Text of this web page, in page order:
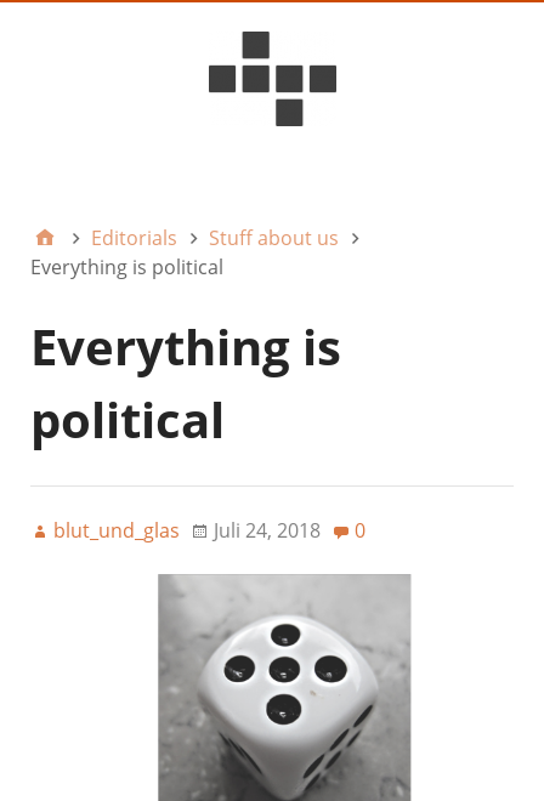
Editorials
Stuff about us
Everything is political
Everything is
political
blut_und_glas Juli 24, 2018 0